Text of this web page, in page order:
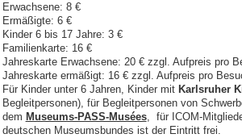
Erwachsene: 8 €
Ermäßigte: 6 €
Kinder 6 bis 17 Jahre: 3 €
Familienkarte: 16 €
Jahreskarte Erwachsene: 20 € zzgl. Aufpreis pro
Jahreskarte ermäßigt: 16 € zzgl. Aufpreis pro
Für Kinder unter 6 Jahren, Kinder mit Karlsruher
Begleitpersonen), für Begleitpersonen von
dem Museums-PASS-Musées, für ICOM-
deutschen Museumsbundes ist der Eintritt frei.